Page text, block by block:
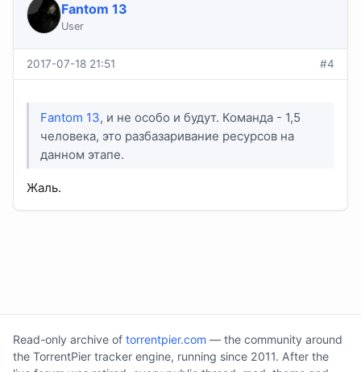
Fantom 13
User
2017-07-18 21:51 #4
Fantom 13, и не особо и будут. Команда - 1,5
человека, это разбазаривание ресурсов на
данном этапе.
Жаль.
Read-only archive of torrentpier.com — the community around
the TorrentPier tracker engine, running since 2011. After the